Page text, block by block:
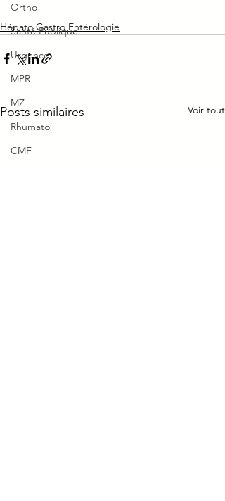
Ortho
Santé Publique
Urgence
MPR
MZ
Rhumato
CMF
Hépato Gastro Entérologie
Posts similaires Voir tout